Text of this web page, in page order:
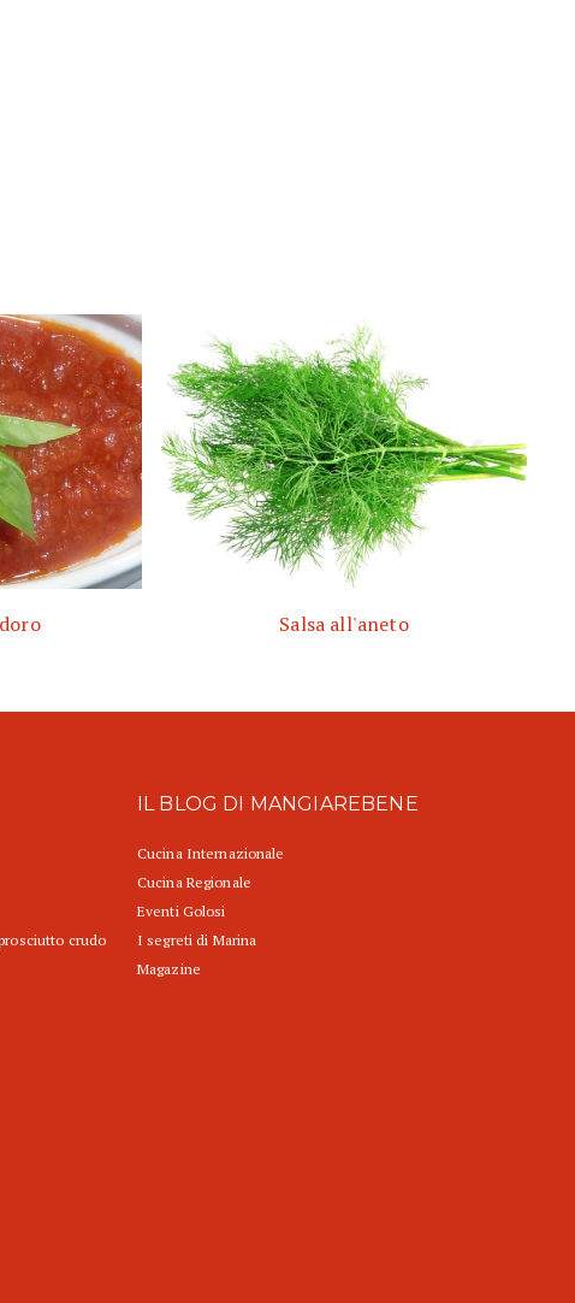
Salsa all'aneto
crudo
IL BLOG DI MANGIAREBENE
Cucina Internazionale
Cucina Regionale
Eventi Golosi
I segreti di Marina
Magazine